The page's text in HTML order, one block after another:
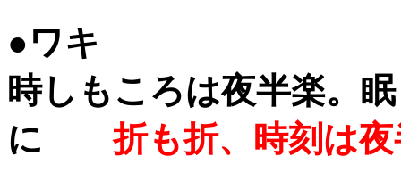
●ワキ
時しもころは夜半楽。
に折も折、時刻は